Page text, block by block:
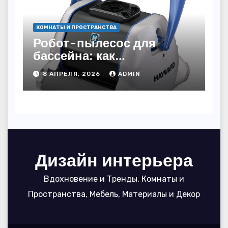
КОМНАТЫ И ПРОСТРАНСТВА
Робот-пылесос для
бассейна: как
пользоваться, чтобы
вода блестела, а
устройство служило 7
8 АПРЕЛЯ, 2026 ADMIN
Дизайн интерьера
Вдохновение и Тренды, Комнаты и
Пространства, Мебель, Материалы и Декор